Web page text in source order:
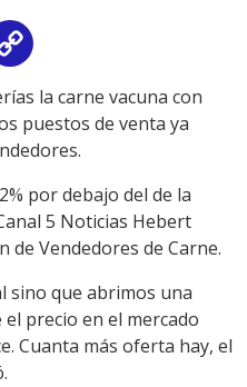
Link
la carne vacuna con
puestos de venta ya
por debajo del de la
5 Noticias Hebert
de Vendedores de Carne.
sino que abrimos una
precio en el mercado
Cuanta más oferta hay, el